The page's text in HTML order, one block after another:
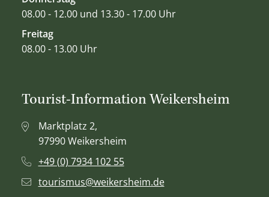
08.00 - 12.00 und 13.30 - 17.00 Uhr
Freitag
08.00 - 13.00 Uhr
Tourist-Information Weikersheim
Marktplatz 2,
97990 Weikersheim
+49 (0) 7934 102 55
tourismus@weikersheim.de